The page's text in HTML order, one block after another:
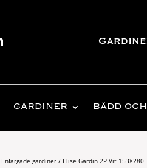
GARDINER BÄDD
Enfärgade gardiner / Elise Gardin 2P Vit 153×280